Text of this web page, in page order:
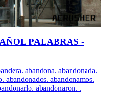
PALABRAS -
abandona. abandonada.
abandonados. abandonamos.
abandonaron. .